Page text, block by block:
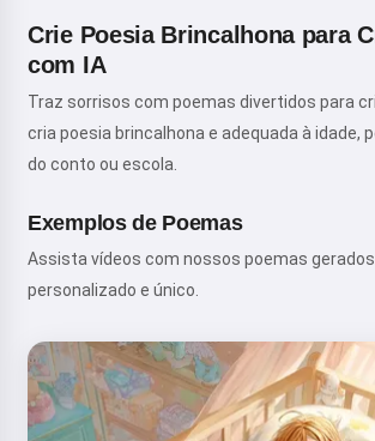
Crie Poesia Brincalhona para
com IA
Traz sorrisos com poemas divertidos para
cria poesia brincalhona e adequada à idade,
do conto ou escola.
Exemplos de Poemas
Assista vídeos com nossos poemas
personalizado e único.